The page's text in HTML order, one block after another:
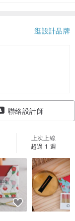
逛設計品牌
聯絡設計師
上次上線
超過 1 週